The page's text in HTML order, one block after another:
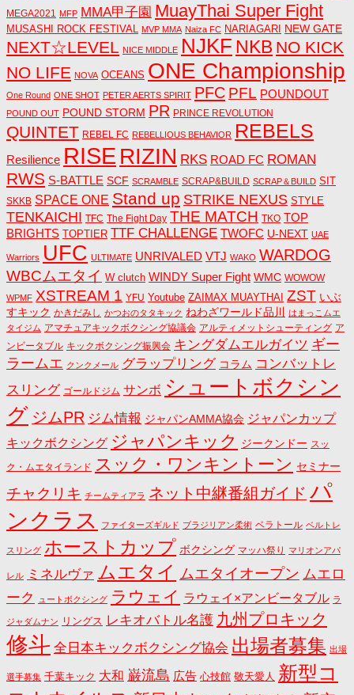
MEGA2021 MFP MMA甲子園 MuayThai Super Fight
MUSASHI ROCK FESTIVAL MVP MMA Naiza FC NARIAGARI NEW GATE
NEXT☆LEVEL NICE MIDDLE NJKF NKB NO KICK
NO LIFE NOVA OCEANS ONE Championship
One Round ONE SHOT PETER AERTS SPIRIT PFC PFL POUNDOUT
POUND OUT POUND STORM PR PRINCE REVOLUTION
QUINTET REBEL FC REBELLIOUS BEHAVIOR REBELS
Resilience RISE RIZIN RKS ROAD FC ROMAN
RWS S-BATTLE SCF SCRAMBLE SCRAP&BUILD SCRAP＆BUILD SIT
SKKB SPACE ONE Stand up STRIKE NEXUS STYLE
TENKAICHI TFC The Fight Day THE MATCH TKO TOP
BRIGHTS TOPTIER TTF CHALLENGE TWOFC U-NEXT UAE
Warriors UFC ULTIMATE UNRIVALED VTJ WAKO WARDOG
WBCムエタイ W clutch WINDY Super Fight WMC WOWOW
WPMF XSTREAM 1 YFU Youtube ZAIMAX MUAYTHAI ZST いぶ
すキック かきだみし かつおのタタキック ねわざワールド品川
はまっこムエ
タイジム アマチュアキックボクシング協議会 アルティメットシューティング ア
ンビータブル キックボクシング振興会 キングダムエルガイツ ギー
ラームエ クンクメール グラップリング コラム コンバットレ
スリング ゴールドジム サンボ シュートボクシン
グ ジムPR ジム情報 ジャパンAMMA協会 ジャパンカップ
キックボクシング ジャパンキック ジークンドー スッ
ク・ムエタイランド スック・ワンキントーン セミナー
チャクリキ チームティアラ ネット中継番組ガイド パ
ンクラス
ファイターズギルド ブラジリアン柔術 ベラトール ベルトレ
スリング ホーストカップ ボクシング マッハ祭り マリオンアパ
レル ミネルヴァ ムエタイ ムエタイオープン ムエロ
ーク
ュートボクシング ラウェイ ラウェイ×アンビータブル ラ
ジャダムナン リングス レキオバトル名護 九州プロキック
修斗 全日本キックボクシング協会 出場者募集 出場
選手募集 千葉キック 大和 巌流島 広告 心技館 敬天愛人 新型コ